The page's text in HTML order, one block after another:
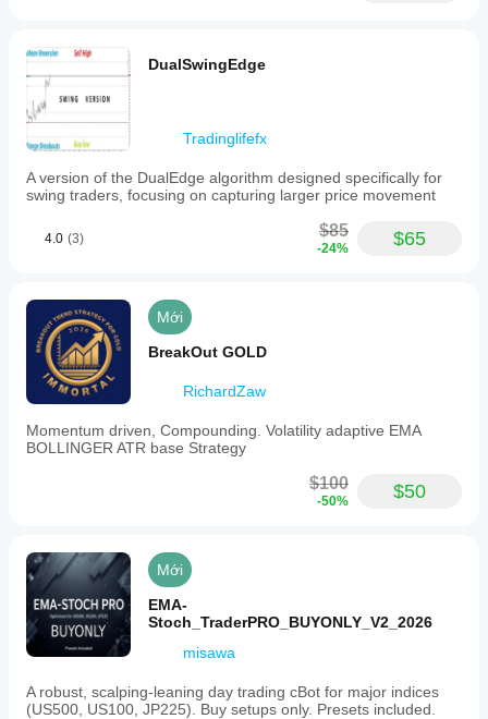
DualSwingEdge
Tradinglifefx
A version of the DualEdge algorithm designed specifically for
swing traders, focusing on capturing larger price movement
4.0 (3) $85
-24% $65
Mới
BreakOut GOLD
RichardZaw
Momentum driven, Compounding. Volatility adaptive EMA
BOLLINGER ATR base Strategy
$100
-50% $50
Mới
EMA-
Stoch_TraderPRO_BUYONLY_V2_2026
misawa
A robust, scalping-leaning day trading cBot for major indices
(US500, US100, JP225). Buy setups only. Presets included.